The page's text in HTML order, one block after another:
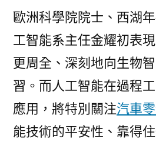
歐洲科學院院士、西湖
工智能系主任金耀初表
更周全、深刻地向生物
習。而人工智能在過程
應用，將特別關注汽車
能技術的平安性、靠得